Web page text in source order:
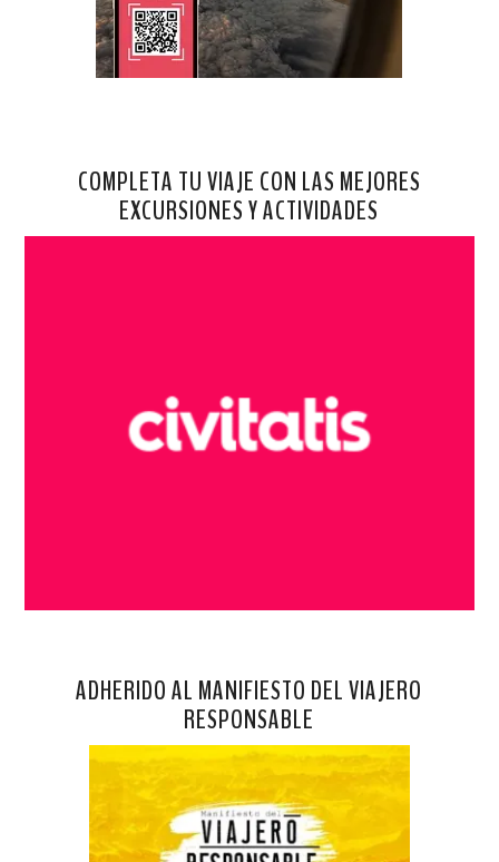
COMPLETA TU VIAJE CON LAS MEJORES
EXCURSIONES Y ACTIVIDADES
ADHERIDO AL MANIFIESTO DEL VIAJERO
RESPONSABLE